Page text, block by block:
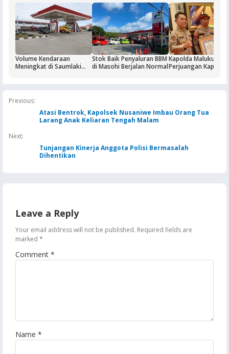
Volume Kendaraan
Meningkat di Saumlaki
Jaga Keandalan Suplai
BBM
Stok Baik Penyaluran BBM
di Masohi Berjalan Normal
Kapolda Maluku
Perjuangan
Previous:
Atasi Bentrok, Kapolsek Nusaniwe Imbau Orang Tua
Larang Anak Keliaran Tengah Malam
Next:
Tunjangan Kinerja Anggota Polisi Bermasalah
Dihentikan
Leave a Reply
Your email address will not be published. Required fields are
marked *
Comment *
Name *